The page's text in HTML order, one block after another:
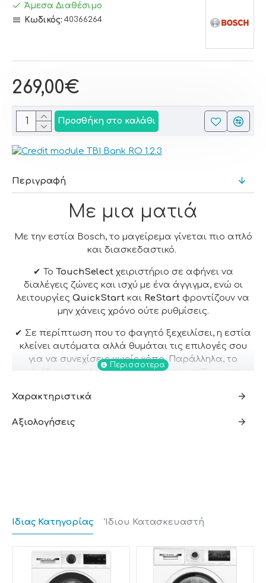
269,00€
Άμεσα Διαθέσιμο
Κωδικός: 40366264
Προσθήκη στο καλάθι
Περιγραφή
Με μια ματιά
Με την εστία Bosch, το μαγείρεμα γίνεται πιο απλό
και διασκεδαστικό.
✔ Το TouchSelectχειριστήριο σε αφήνει να
διαλέγεις ζώνες και ισχύ με ένα άγγιγμα, ενώ οι
λειτουργίες QuickStart και ReStart φροντίζουν να
μην χάνεις χρόνο ούτε ρυθμίσεις.
✔ Σε περίπτωση που το φαγητό ξεχειλίσει, η εστία
κλείνει αυτόματα αλλά θυμάται τις επιλογές σου
για να συνεχίσεις χωρίς κόπο. Παράλληλα, το
κλείδωμα ασφαλείαςκρατάει την κουζίνα σου
επίπεδα θερμοκρασίας και την ένδειξη
που θες με ένα άγγιγμα και άσε τις έξτρα
λειτουργίεςQuickStart
ζωή σου ακόμη πιο εύκολη.
Μη χάνεις τις ρυθμίσεις
Χαρακτηριστικά
Αξιολογήσεις
Ίδιας Κατηγορίας Ίδιου Κατασκευαστή